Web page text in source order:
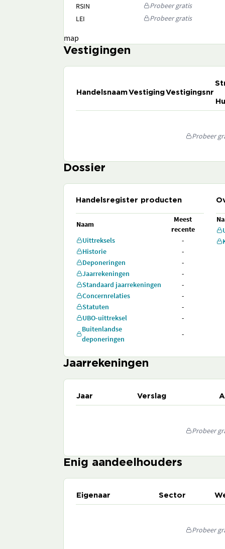
RSIN
Probeer gratis
LEI
Probeer gratis
map
Vestigingen
HandelsnaamVestigingVestigingsnr
Probeer
Dossier
Handelsregister producten
Naam
Meest
recente
Uittreksels
-
Historie
-
Deponeringen
-
Jaarrekeningen
-
Standaard jaarrekeningen
-
Concernrelaties
-
Statuten
-
UBO-uittreksel
-
Buitenlandse
deponeringen
-
Jaarrekeningen
Jaar Verslag
Probeer
Enig aandeelhouders
Eigenaar Sector
Probeer